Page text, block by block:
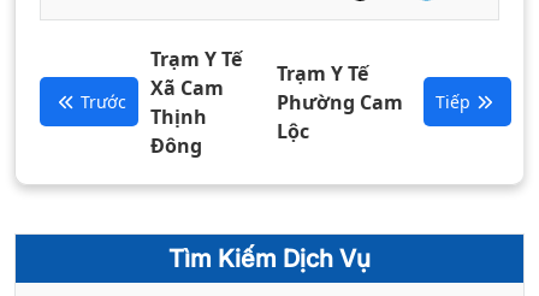
Trước
Trạm Y Tế
Xã Cam
Thịnh
Đông
Trạm Y Tế
Phường Cam
Lộc
Tiếp
Tìm Kiếm Dịch Vụ